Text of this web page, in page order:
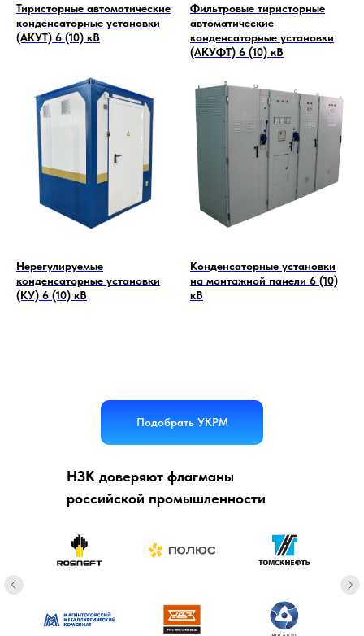
Тиристорные автоматические
конденсаторные установки
(АКУТ) 6 (10) кВ
Фильтровые тиристорные
автоматические
конденсаторные установки
(АКУФТ) 6 (10) кВ
Нерегулируемые
конденсаторные установки
(КУ) 6 (10) кВ
Конденсаторные установки
на монтажной панели 6 (10)
кВ
Подобрать УКРМ
НЗК доверяют флагманы
российской промышленности